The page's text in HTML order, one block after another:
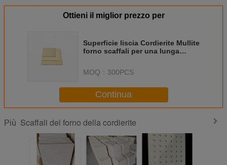
Ottieni il miglior prezzo per
Superficie liscia Cordierite Mullite
forno scaffali per una lunga
MOQ： 300PCS
Continua
Più Scaffali del forno della cordierite